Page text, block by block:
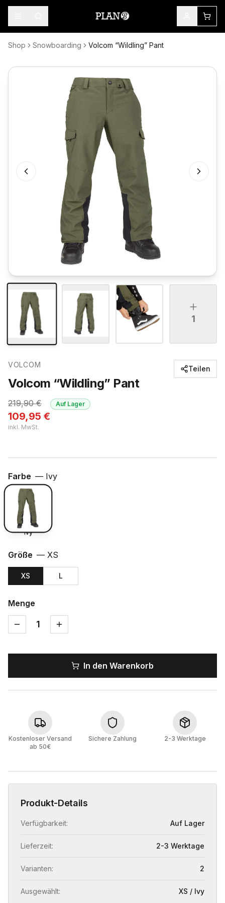
Shop Snowboarding Volcom “Wildling” Pant
1
VOLCOM
Volcom “Wildling” Pant
219,90€
109,95 €
inkl. MwSt.
Auf Lager
Teilen
Farbe — Ivy
Ivy
Größe — XS
XS L
Menge
1
In den Warenkorb
Kostenloser Versand
ab 50€
Sichere Zahlung 2-3 Werktage
Produkt-Details
Verfügbarkeit: Auf Lager
Lieferzeit: 2-3 Werktage
Varianten: 2
Ausgewählt: XS / Ivy